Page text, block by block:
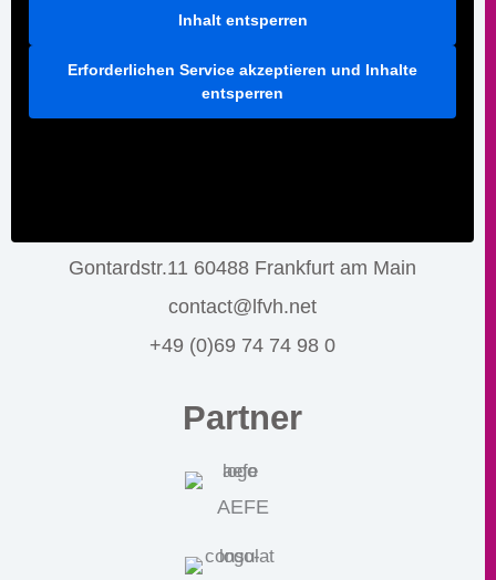
Inhalt entsperren
Erforderlichen Service akzeptieren und Inhalte
entsperren
Gontardstr.11 60488 Frankfurt am Main
contact@lfvh.net
+49 (0)69 74 74 98 0
Partner
AEFE